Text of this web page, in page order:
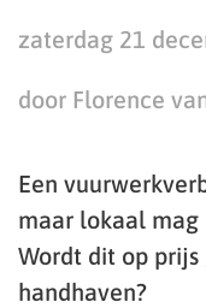
zaterdag 21
door Florence
Een
maar lokaal
Wordt dit op
handhaven?